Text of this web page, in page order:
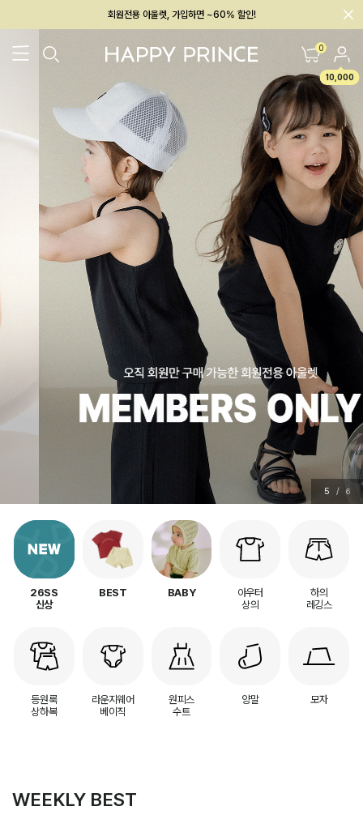
회원전용 아울렛, 가입하면 ~60% 할인!
멤버십 최대 28,000원 혜택 0
10,000
BEST BABY[6~12M] 아우터/상의 하의/레깅스
5 / 6
26SS
신상
BEST BABY
아우터
상의
하의
레깅스
등원룩
상하복
라운지웨어
베이직
원피스
수트
양말 모자
WEEKLY BEST